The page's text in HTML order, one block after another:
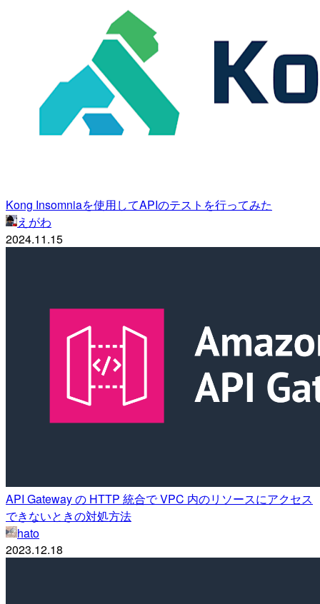
Kong Insomniaを使用してAPIのテストを行ってみた
えがわ
2024.11.15
API Gateway の HTTP 統合で VPC 内のリソースにアクセス
できないときの対処方法
hato
2023.12.18